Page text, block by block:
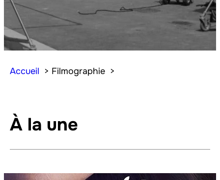
Accueil Filmographie
À la une